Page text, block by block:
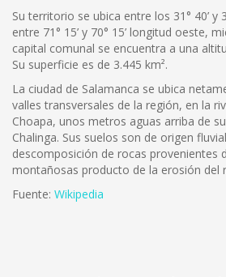
Su territorio se ubica entre los 31° 40’ y
entre 71° 15’ y 70° 15’ longitud oeste,
capital comunal se encuentra a una
Su superficie es de 3.445 km².
La ciudad de Salamanca se ubica
valles transversales de la región, en la
Choapa, unos metros aguas arriba de
Chalinga. Sus suelos son de origen
descomposición de rocas provenientes
montañosas producto de la erosión del
Fuente: Wikipedia